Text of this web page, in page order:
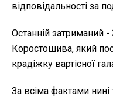
відповідальності за
Останній затриманий
Коростошива, який
крадіжку вартісної
За всіма фактами